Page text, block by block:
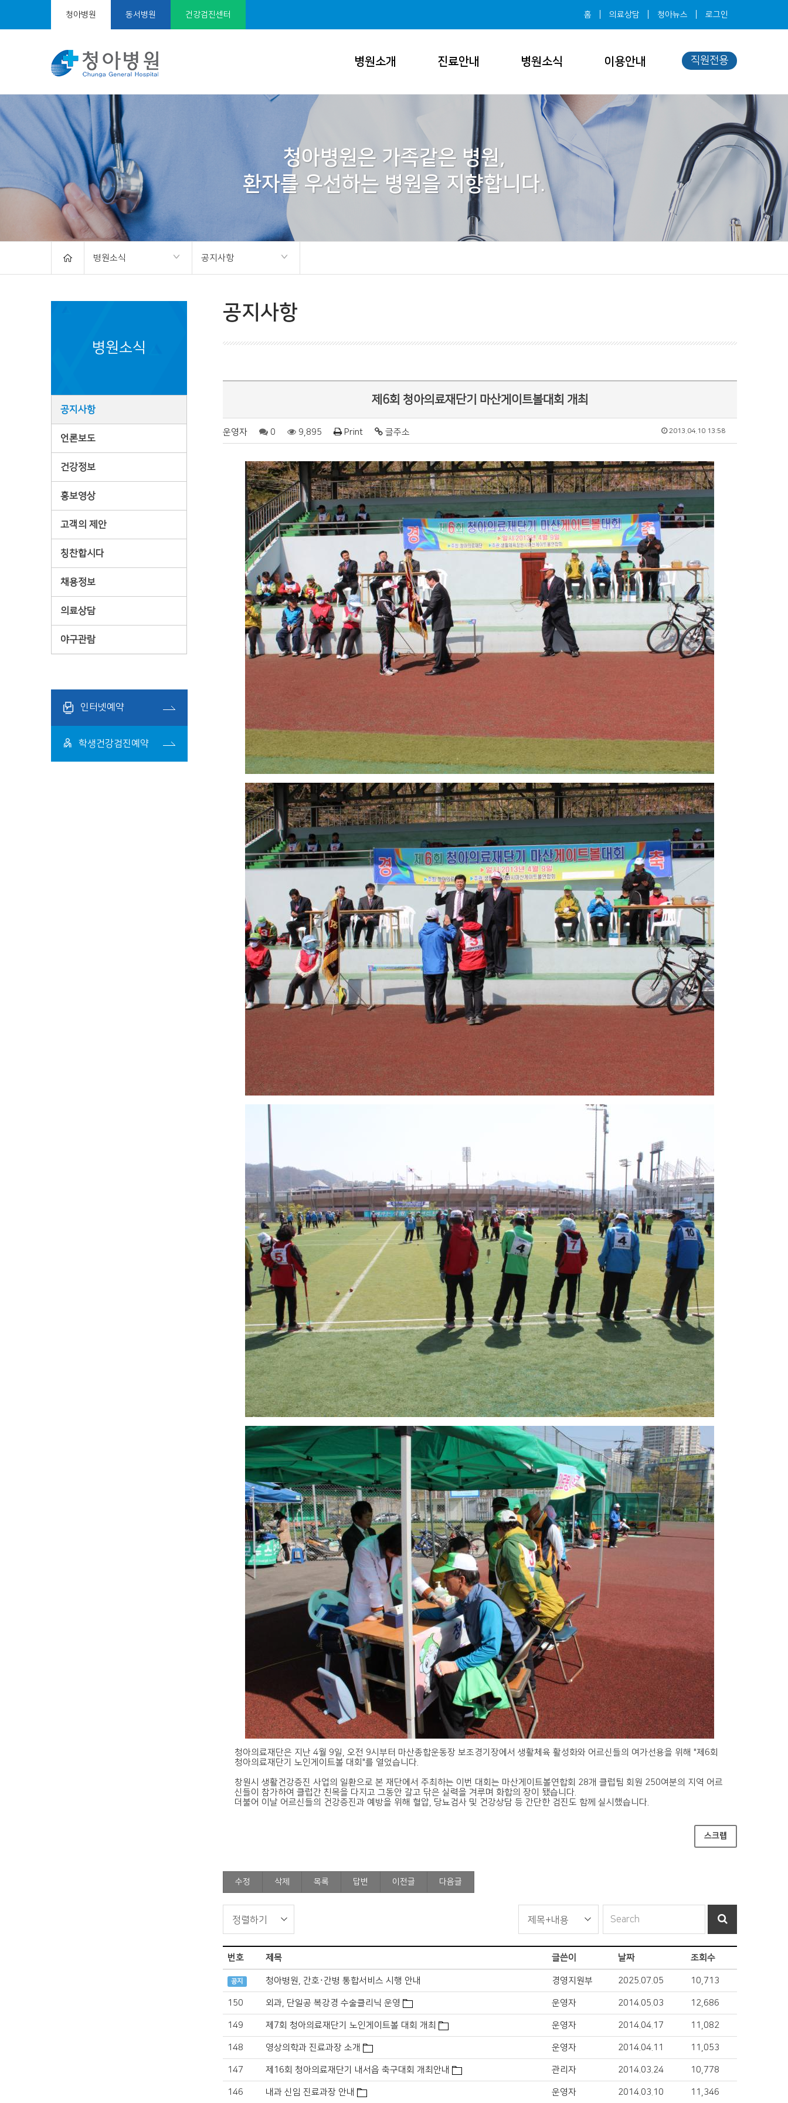
청아병원 동서병원 건강검진센터 홈 의료상담 청아뉴스 로그인
병원소개 진료안내 병원소식 이용안내 직원전용
서
브
얼
청아병원은 가족같은 병원,
병원소식 공지사항
병원소식
공지사항
언론보도
건강정보
홍보영상
고객의 제안
칭찬합시다
채용정보
의료상담
야구관람
인터넷예약
학생건강검진예약
공지사항
제6회 청아의료재단기 마산게이트볼대회 개최
운영자 0 9,895 Print 글주소 2013.04.10 13:58
청아의료재단은 지난 4월 9일, 오전 9시부터 마산종합운동장 보조경기장에서 생활체육 활성화와 어르신들의 여가선용을 위해 "제6회
청아의료재단기 노인게이트볼 대회"를 열었습니다.
창원시 생활건강증진 사업의 일환으로 본 재단에서 주최하는 이번 대회는 마산게이트볼연합회 28개 클럽팀 회원 250여분의 지역 어르
신들이 참가하여 클럽간 친목을 다지고 그동안 갈고 닦은 실력을 겨루며 화합의 장이 됐습니다.
더불어 이날 어르신들의 건강증진과 예방을 위해 혈압, 당뇨검사 및 건강상담 등 간단한 검진도 함께 실시했습니다.
스크랩
수정 삭제 목록 답변 이전글 다음글
번호 제목 글쓴이 날짜 조회수
공지 청아병원, 간호·간병 통합서비스 시행 안내 경영지원부 2025.07.05 10,713
150 외과, 단일공 복강경 수술클리닉 운영 운영자 2014.05.03 12,686
149 제7회 청아의료재단기 노인게이트볼 대회 개최 운영자 2014.04.17 11,082
148 영상의학과 진료과장 소개 운영자 2014.04.11 11,053
147 제16회 청아의료재단기 내서읍 축구대회 개최안내 관리자 2014.03.24 10,778
146 내과 신임 진료과장 안내 운영자 2014.03.10 11,346